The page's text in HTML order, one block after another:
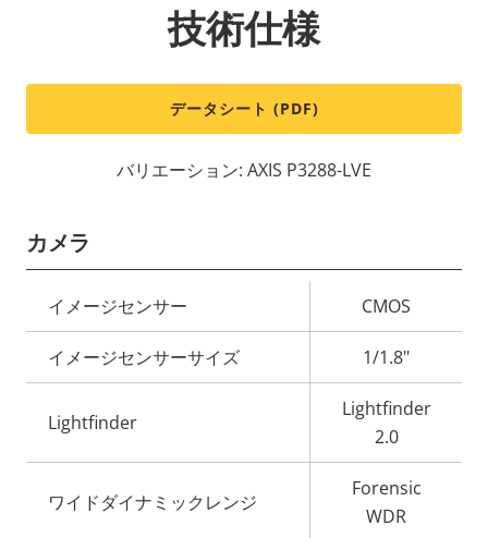
技術仕様
データシート (PDF)
バリエーション: AXIS P3288-LVE
カメラ
プ
ロ
パ
テ
ィ
明
プ
ロ
パ
テ
イメージセンサー CMOS
イメージセンサーサイズ 1/1.8"
Lightfinder
Lightfinder
2.0
ワイドダイナミックレンジ
Forensic
WDR